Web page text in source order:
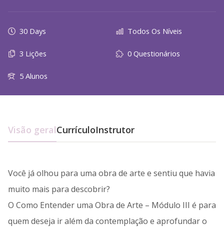
30 Days Todos Os Níveis
3 Lições 0 Questionários
5 Alunos
Visão geralCurrículoInstrutor
Você já olhou para uma obra de arte e sentiu que havia
muito mais para descobrir?
O Como Entender uma Obra de Arte – Módulo III é para
quem deseja ir além da contemplação e aprofundar o